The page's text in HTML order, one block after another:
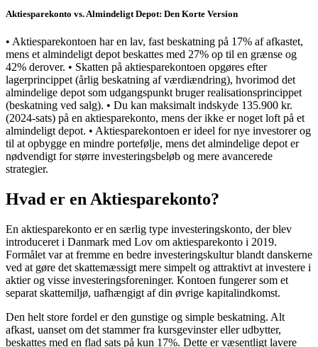
Aktiesparekonto vs. Almindeligt Depot: Den Korte Version
• Aktiesparekontoen har en lav, fast beskatning på 17% af afkastet,
mens et almindeligt depot beskattes med 27% op til en grænse og
42% derover. • Skatten på aktiesparekontoen opgøres efter
lagerprincippet (årlig beskatning af værdiændring), hvorimod det
almindelige depot som udgangspunkt bruger realisationsprincippet
(beskatning ved salg). • Du kan maksimalt indskyde 135.900 kr.
(2024-sats) på en aktiesparekonto, mens der ikke er noget loft på et
almindeligt depot. • Aktiesparekontoen er ideel for nye investorer og
til at opbygge en mindre portefølje, mens det almindelige depot er
nødvendigt for større investeringsbeløb og mere avancerede
strategier.
Hvad er en Aktiesparekonto?
En aktiesparekonto er en særlig type investeringskonto, der blev
introduceret i Danmark med Lov om aktiesparekonto i 2019.
Formålet var at fremme en bedre investeringskultur blandt danskerne
ved at gøre det skattemæssigt mere simpelt og attraktivt at investere i
aktier og visse investeringsforeninger. Kontoen fungerer som et
separat skattemiljø, uafhængigt af din øvrige kapitalindkomst.
Den helt store fordel er den gunstige og simple beskatning. Alt
afkast, uanset om det stammer fra kursgevinster eller udbytter,
beskattes med en flad sats på kun 17%. Dette er væsentligt lavere